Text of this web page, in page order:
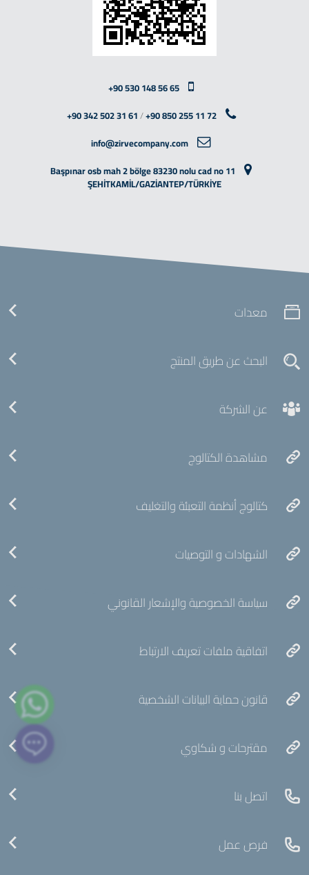
+90 530 148 56 65
+90 342 502 31 61/+90 850 255 11 72
info@zirvecompany.com
Başpınar osb mah 2 bölge 83230 nolu cad no 11
ŞEHİTKAMİL/GAZİANTEP/TÜRKİYE
معدات
البحث عن طريق المنتج
عن الشركة
مشاهدة الكتالوج
كتالوج أنظمة التعبئة والتغليف
الشهادات و التوصيات
سياسة الخصوصية والإشعار القانوني
اتفاقية ملفات تعريف الارتباط
قانون حماية البيانات الشخصية
مقترحات و شكاوي
اتصل بنا
فرص عمل